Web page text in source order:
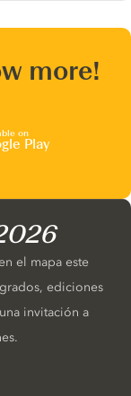
more!
on
Play
el mapa este
ediciones
invitación a